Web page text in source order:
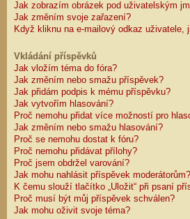
Jak zobrazím obrázek pod uživatelským
Jak změním svoje zařazení?
Když kliknu na e-mailový odkaz uživatele,
Vkládání příspěvků
Jak vložím téma do fóra?
Jak změním nebo smažu příspěvek?
Jak přidám podpis k mému příspěvku?
Jak vytvořím hlasování?
Proč nemohu přidat více možností pro
Jak změním nebo smažu hlasování?
Proč se nemohu dostat k fóru?
Proč nemohu přidávat přílohy?
Proč jsem obdržel varování?
Jak mohu nahlásit příspěvek moderátorům?
K čemu slouží tlačítko „Uložit“ při psaní
Proč musí být můj příspěvek schválen?
Jak mohu oživit svoje téma?